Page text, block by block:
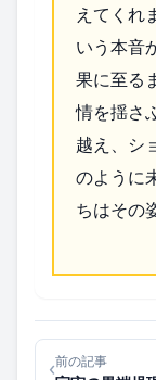
えてくれ
いう本音
果に至る
情を揺さ
越え、シ
のように
ちはその
‹前の記事